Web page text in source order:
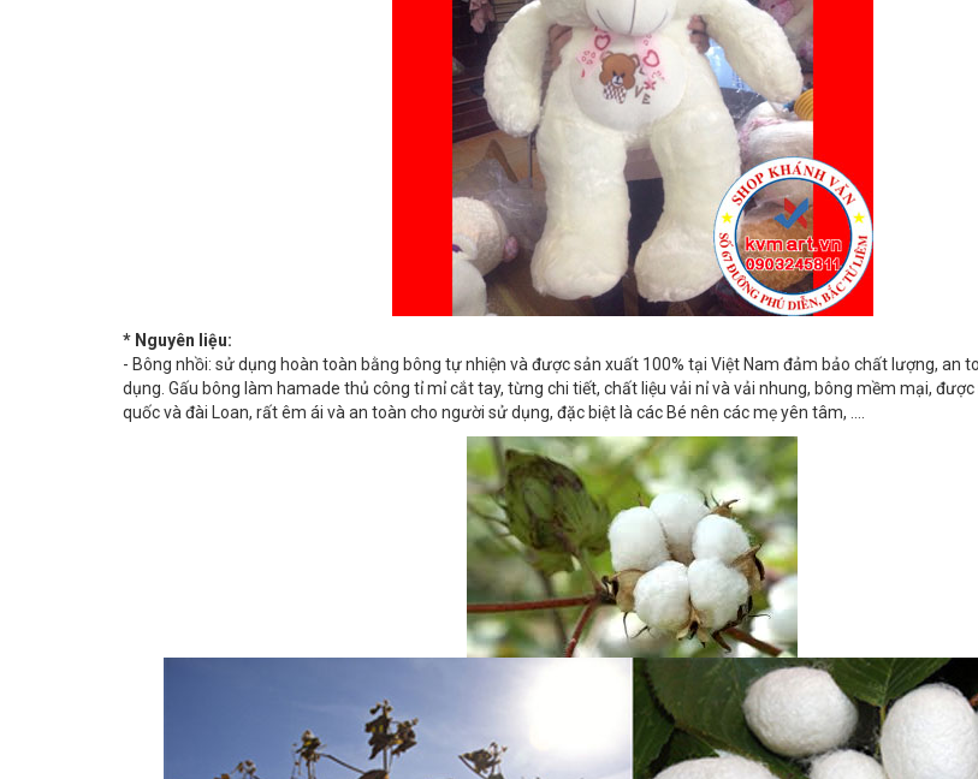
* Nguyên liệu:
- Bông nhồi: sử dụng hoàn toàn bằng bông tự nhiện và được sản xuất 100% tại Việt Nam đảm bảo chất lượng, an
dụng. Gấu bông làm hamade thủ công tỉ mỉ cắt tay, từng chi tiết, chất liệu vải nỉ và vải nhung, bông mềm mại,
quốc và đài Loan, rất êm ái và an toàn cho người sử dụng, đặc biệt là các Bé nên các mẹ yên tâm, ....